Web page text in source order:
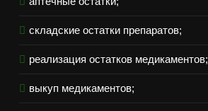
складские остатки препаратов;
реализация остатков медикаментов;
выкуп медикаментов;